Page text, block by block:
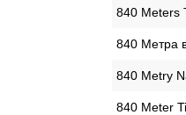
‎840 Meters
‎840 Метра
‎840 Metry
‎840 Meter